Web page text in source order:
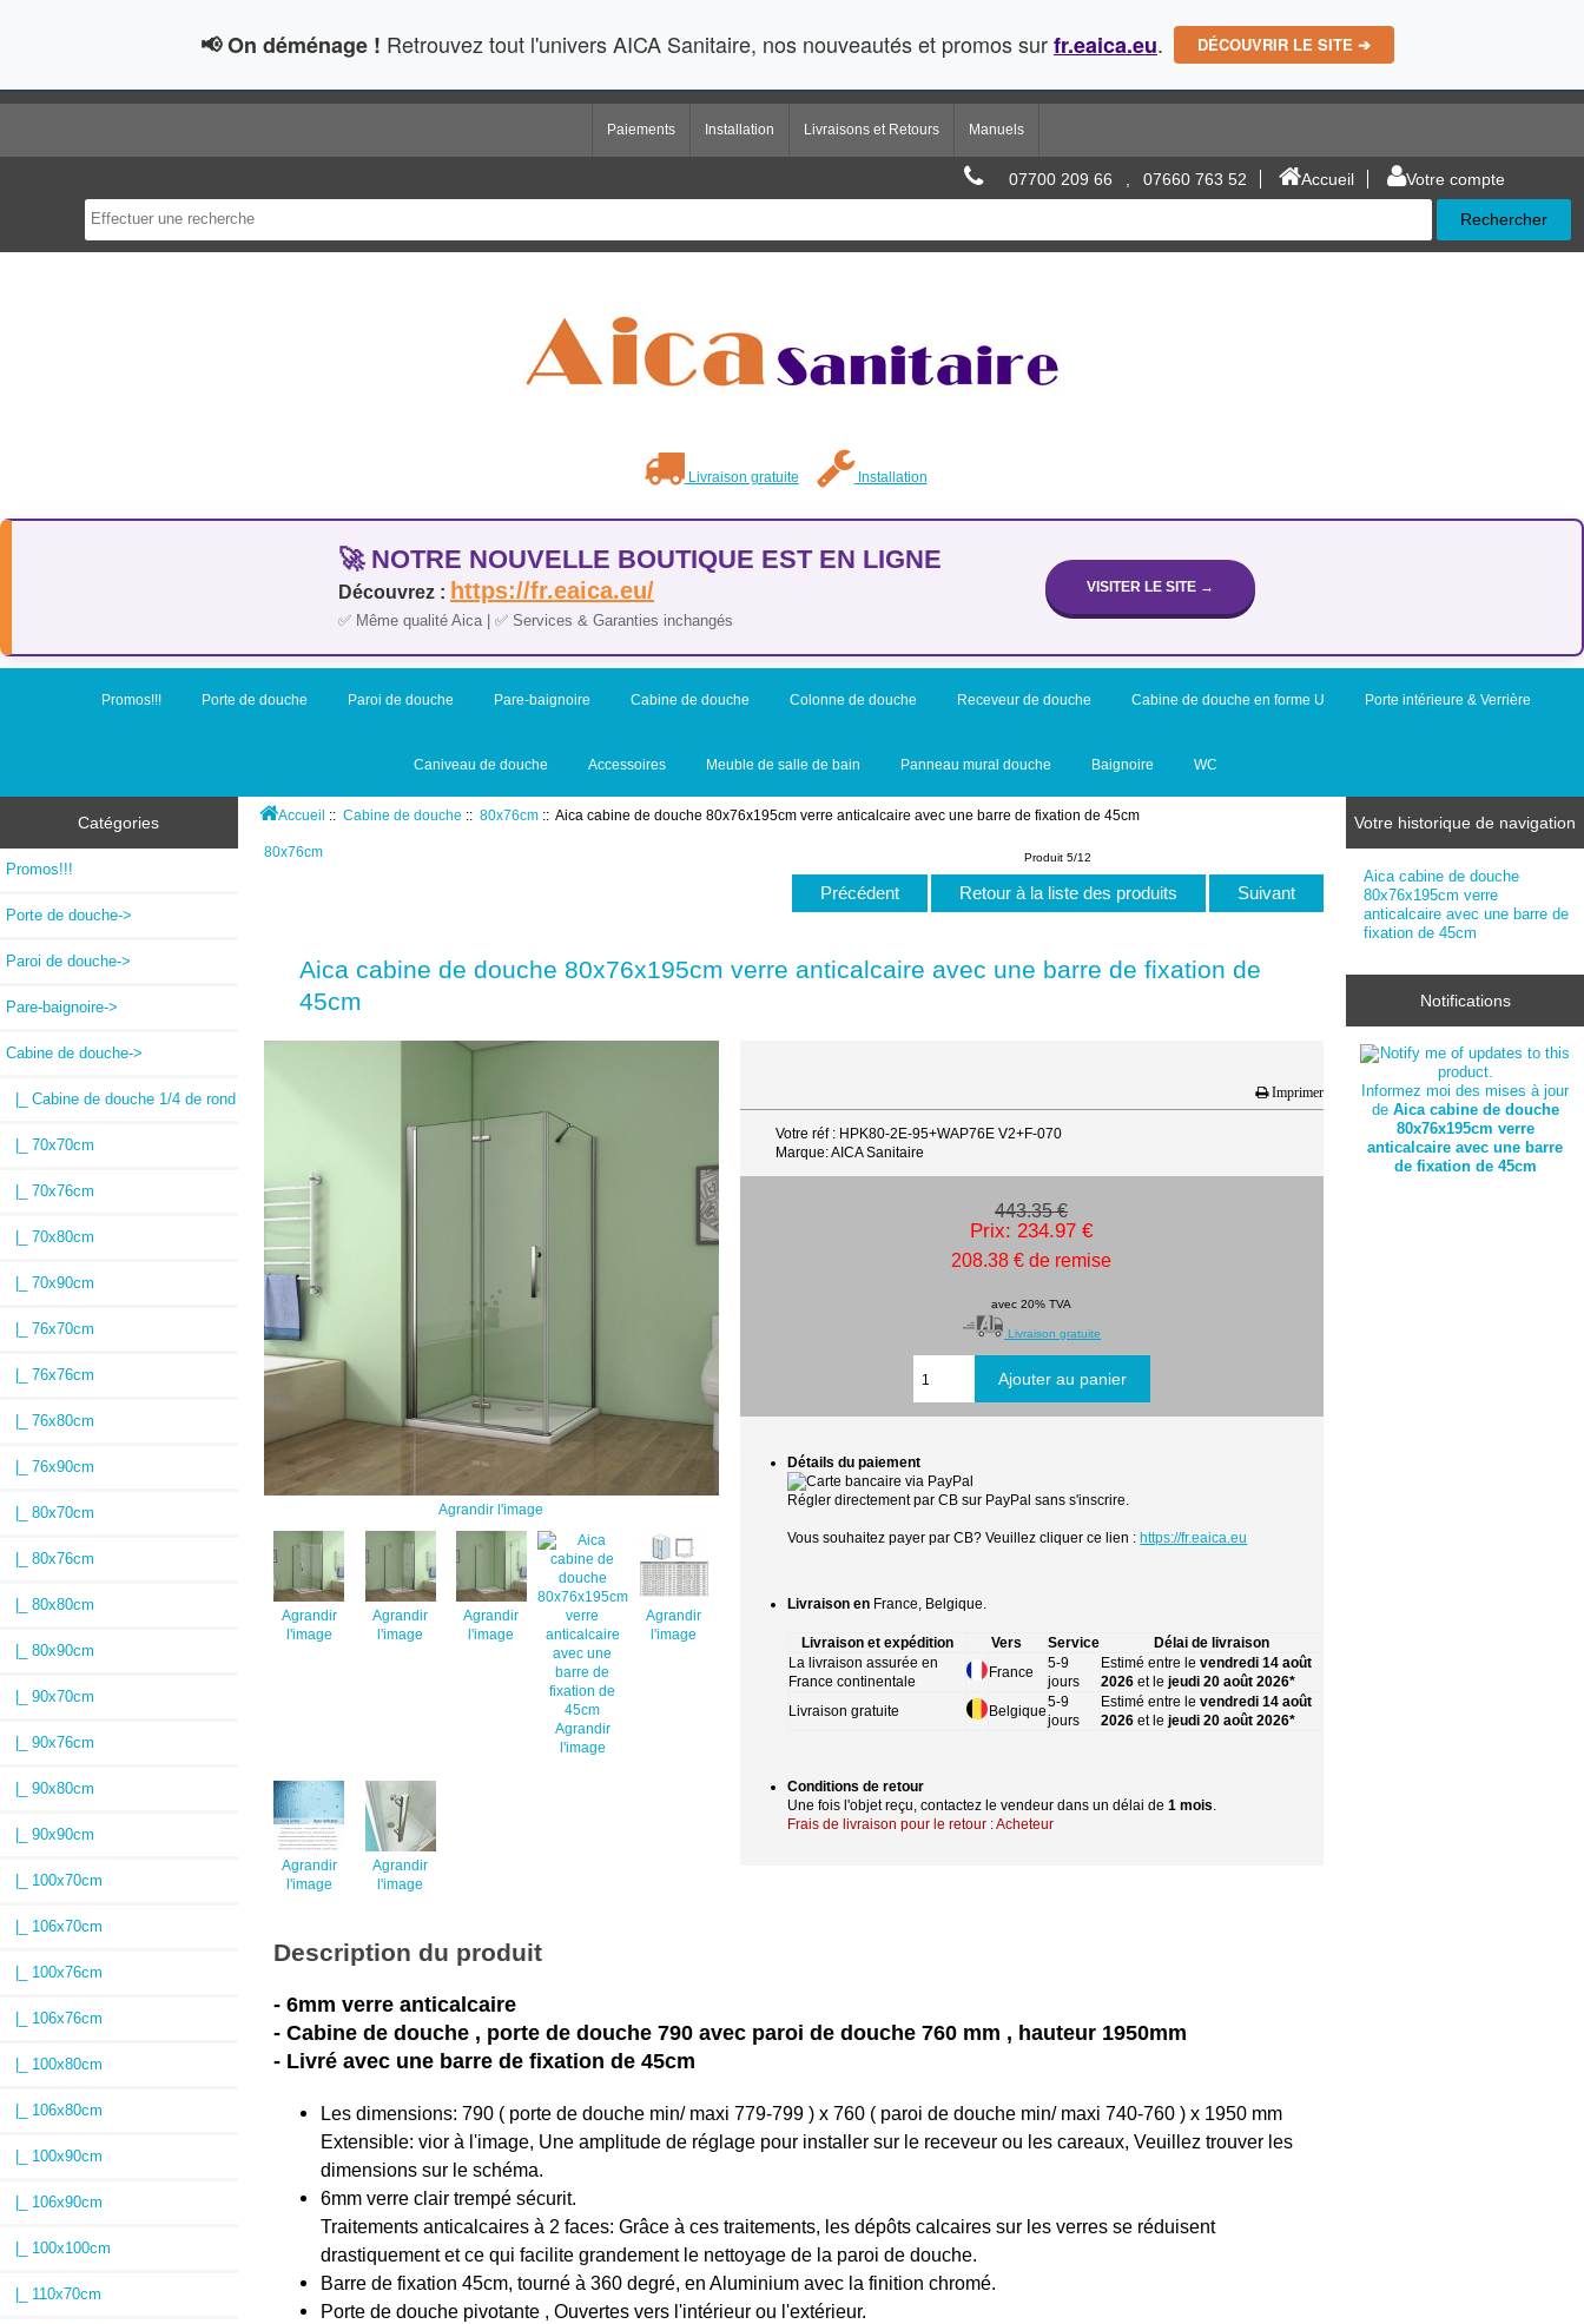
📢 On déménage ! Retrouvez tout l'univers AICA Sanitaire, nos nouveautés et promos surfr.eaica.eu. DÉCOUVRIR LE SITE ➔
Paiements Installation Livraisons et Retours Manuels
07700 209 66 07660 763 52 Accueil Votre compte
Livraison gratuite Installation
🚀 NOTRE NOUVELLE BOUTIQUE EST EN LIGNE
Découvrez : https://fr.eaica.eu/
✅ Même qualité Aica | ✅ Services & Garanties inchangés
VISITER LE SITE →
Promos!!! Porte de douche Paroi de douche Pare-baignoire Cabine de douche Colonne de douche Receveur de douche Cabine de douche en forme U Porte intérieure & Verrière
Caniveau de douche Accessoires Meuble de salle de bain Panneau mural douche Baignoire WC
Catégories
Promos!!!
Porte de douche->
Paroi de douche->
Pare-baignoire->
Cabine de douche->
|_ Cabine de douche 1/4 de rond
|_ 70x70cm
|_ 70x76cm
|_ 70x80cm
|_ 70x90cm
|_ 76x70cm
|_ 76x76cm
|_ 76x80cm
|_ 76x90cm
|_ 80x70cm
|_ 80x76cm
|_ 80x80cm
|_ 80x90cm
|_ 90x70cm
|_ 90x76cm
|_ 90x80cm
|_ 90x90cm
|_ 100x70cm
|_ 106x70cm
|_ 100x76cm
|_ 106x76cm
|_ 100x80cm
|_ 106x80cm
|_ 100x90cm
|_ 106x90cm
|_ 100x100cm
|_ 110x70cm
Accueil ::Cabine de douche ::80x76cm :: Aica cabine de douche 80x76x195cm verre anticalcaire avec une barre de fixation de 45cm
80x76cm Produit 5/12
Précédent Retour à la liste des produits Suivant
Aica cabine de douche 80x76x195cm verre anticalcaire avec une barre de fixation de
45cm
Agrandir l'image
Agrandir
l'image
Agrandir
l'image
Agrandir
l'image
Agrandir
l'image
Agrandir
l'image
Agrandir
l'image
Agrandir
l'image
Imprimer
Votre réf : HPK80-2E-95+WAP76E V2+F-070
Marque: AICA Sanitaire
443.35 €
Prix: 234.97 €
208.38 € de remise
avec 20% TVA
Livraison gratuite
Détails du paiement
Régler directement par CB sur PayPal sans s'inscrire.
Vous souhaitez payer par CB? Veuillez cliquer ce lien : https://fr.eaica.eu
Livraison en France, Belgique.
Livraison et expédition Vers Service
Délai de livraison
La livraison assurée en
France continentale
France
5-9
jours
Estimé entre levendredi 14 août
2026 et lejeudi 20 août 2026*
Livraison gratuite
Belgique
5-9
jours
Estimé entre levendredi 14 août
2026 et lejeudi 20 août 2026*
Conditions de retour
Une fois l'objet reçu, contactez le vendeur dans un délai de1 mois
Frais de livraison pour le retour : Acheteur
Description du produit
- 6mm verre anticalcaire
- Cabine de douche , porte de douche 790 avec paroi de douche 760 mm , hauteur 1950mm
- Livré avec une barre de fixation de 45cm
Les dimensions: 790 ( porte de douche min/ maxi 779-799 ) x 760 ( paroi de douche min/ maxi 740-760 ) x 1950 mm
Extensible: vior à l'image, Une amplitude de réglage pour installer sur le receveur ou les careaux, Veuillez trouver les
dimensions sur le schéma.
6mm verre clair trempé sécurit.
Traitements anticalcaires à 2 faces: Grâce à ces traitements, les dépôts calcaires sur les verres se réduisent
drastiquement et ce qui facilite grandement le nettoyage de la paroi de douche.
Barre de fixation 45cm, tourné à 360 degré, en Aluminium avec la finition chromé.
Porte de douche pivotante , Ouvertes vers l'intérieur ou l'extérieur.
Votre historique de navigation
Aica cabine de douche
80x76x195cm verre
anticalcaire avec une barre de
fixation de 45cm
Notifications
Informez moi des mises à jour
de Aica cabine de douche
80x76x195cm verre
anticalcaire avec une barre
de fixation de 45cm